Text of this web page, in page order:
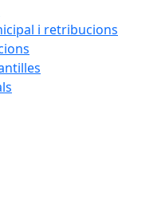
i retribucions